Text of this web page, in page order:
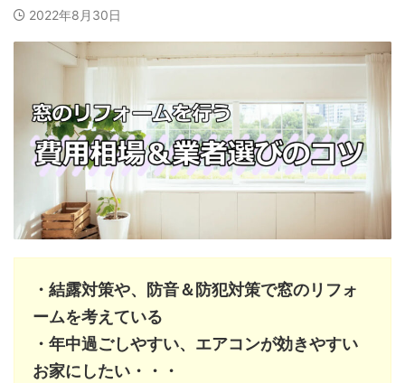
2022年8月30日
・結露対策や、防音＆防犯対策で窓のリフォ
ームを考えている
・年中過ごしやすい、エアコンが効きやすい
お家にしたい・・・